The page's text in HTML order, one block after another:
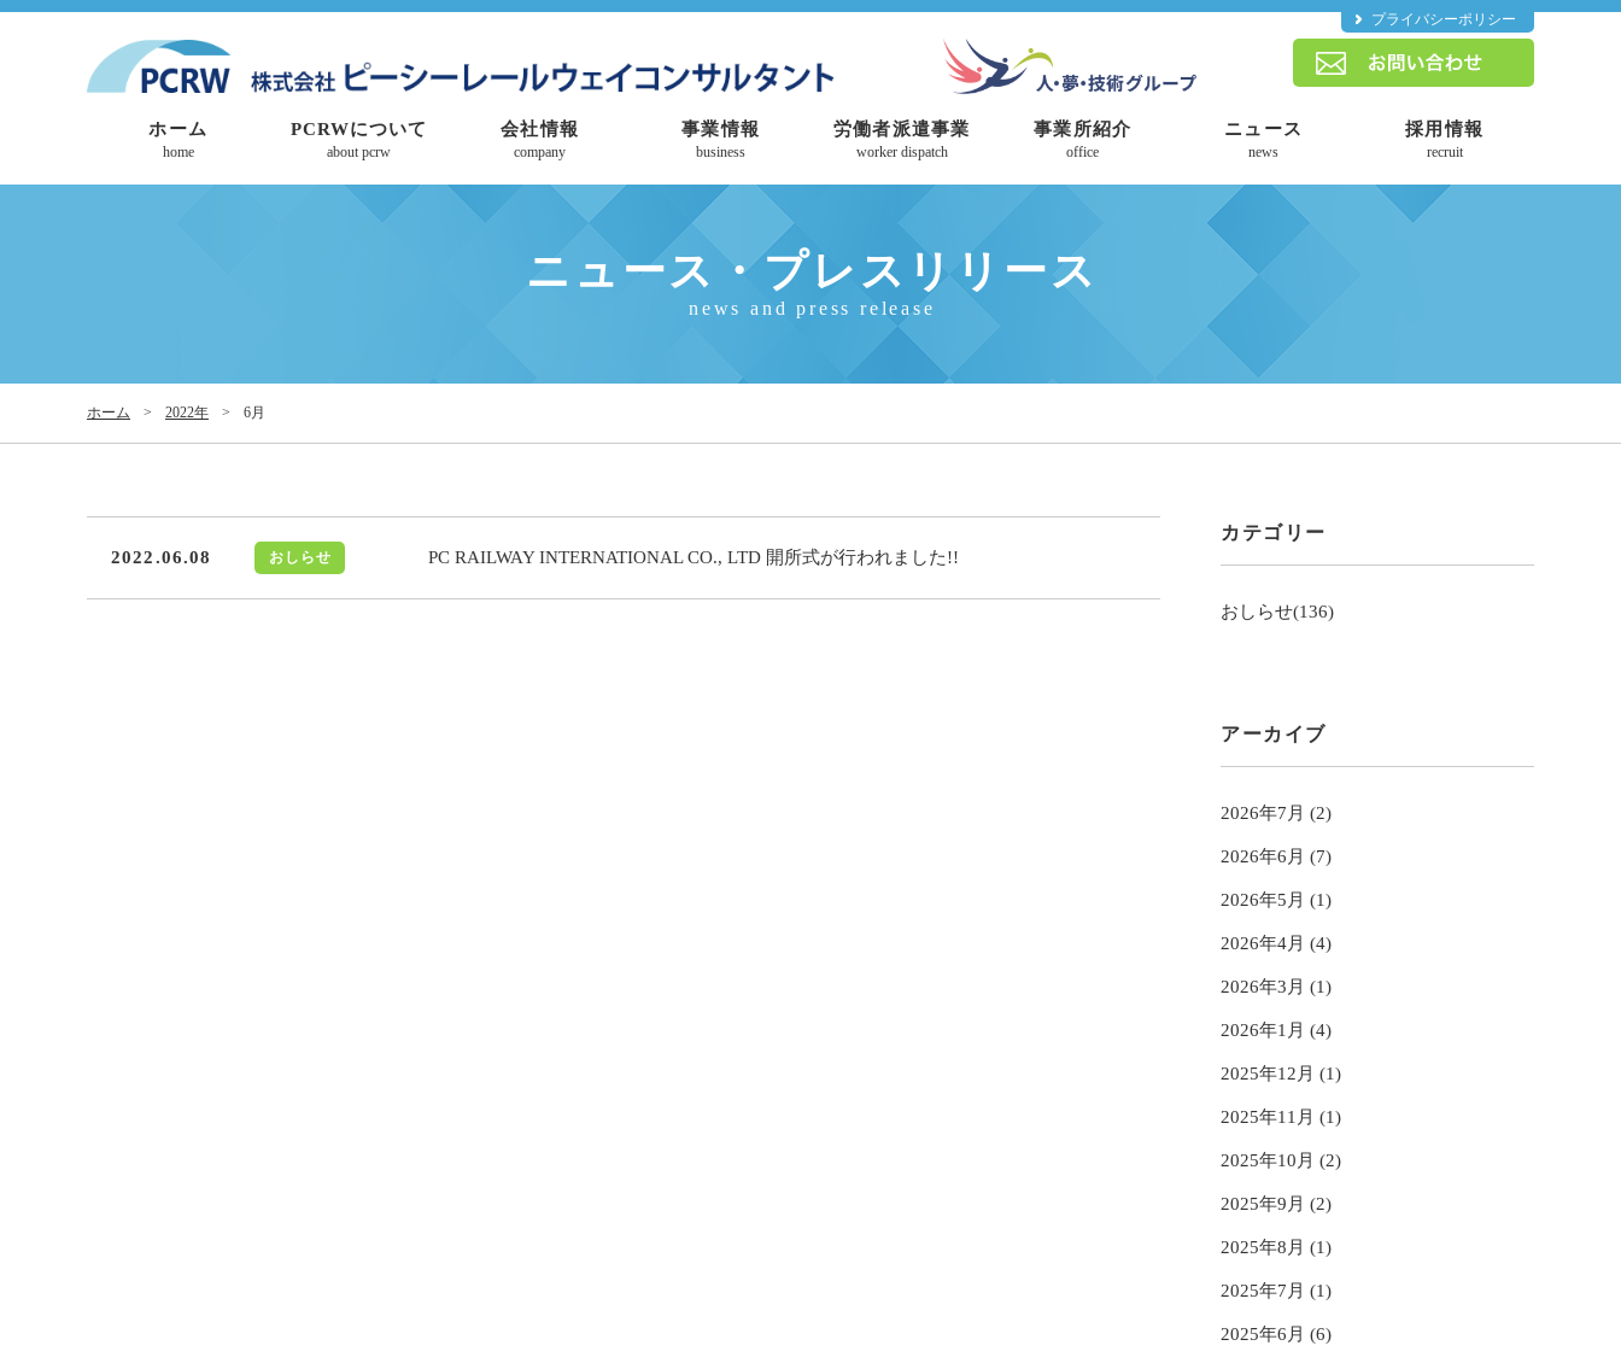
プライバシーポリシー
ホーム
home
PCRWについて
about pcrw
会社情報
company
事業情報
business
労働者派遣事業
worker dispatch
事業所紹介
office
ニュース
news
採用情報
recruit
ニュース・プレスリリース
news and press release
ホーム > 2022年 > 6月
2022.06.08 おしらせ PC RAILWAY INTERNATIONAL CO., LTD 開所式が行われました!!
カテゴリー
おしらせ(136)
アーカイブ
2026年7月 (2)
2026年6月 (7)
2026年5月 (1)
2026年4月 (4)
2026年3月 (1)
2026年1月 (4)
2025年12月 (1)
2025年11月 (1)
2025年10月 (2)
2025年9月 (2)
2025年8月 (1)
2025年7月 (1)
2025年6月 (6)